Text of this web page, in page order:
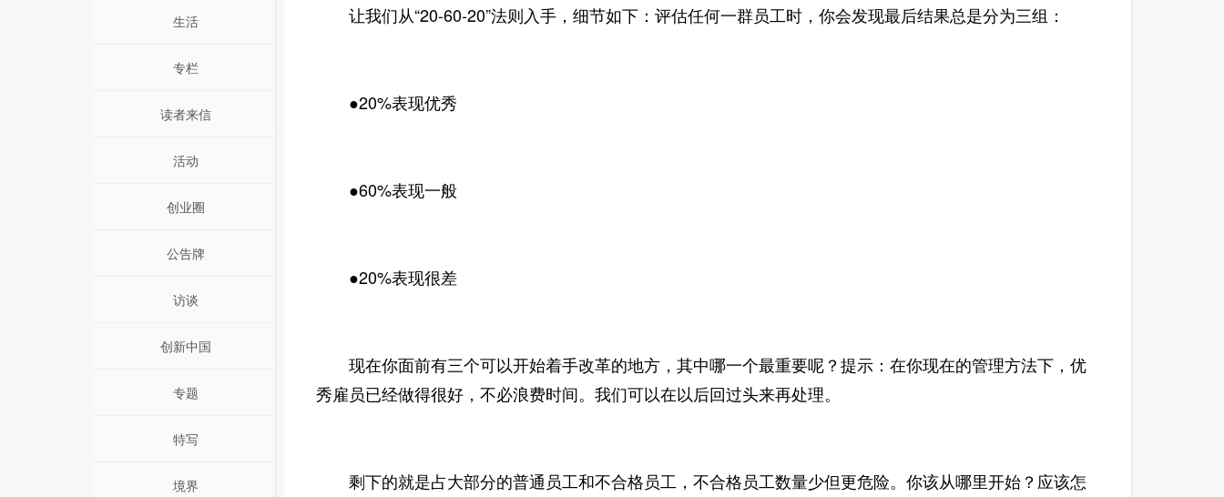
生活
专栏
读者来信
活动
创业圈
公告牌
访谈
创新中国
专题
特写
境界
让我们从“20-60-20”法则入手，细节如下：评估任何一群员工时，你会发现最后结果总是分为三组：
●20%表现优秀
●60%表现一般
●20%表现很差
现在你面前有三个可以开始着手改革的地方，其中哪一个最重要呢？提示：在你现在的管理方法下，优
秀雇员已经做得很好，不必浪费时间。我们可以在以后回过头来再处理。
剩下的就是占大部分的普通员工和不合格员工，不合格员工数量少但更危险。你该从哪里开始？应该怎